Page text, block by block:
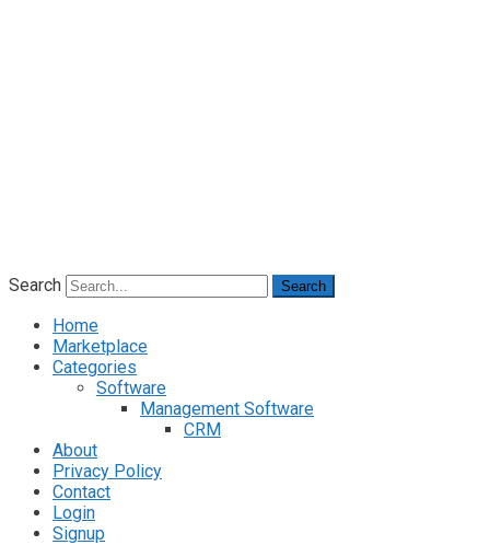
Search Search
Home
Marketplace
Categories
Software
Management Software
CRM
About
Privacy Policy
Contact
Login
Signup